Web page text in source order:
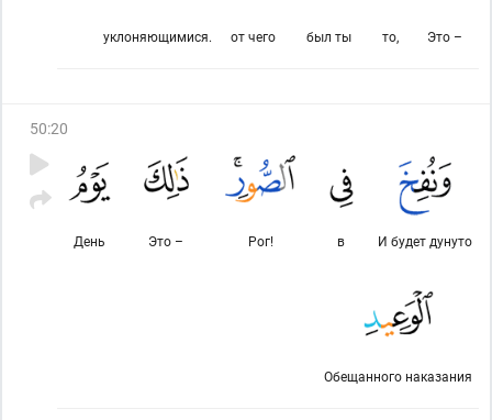
Это –
то,
был ты
от чего
уклоняющимися.
50:20
И будет дунуто
в
Рог!
Это –
День
Обещанного наказания